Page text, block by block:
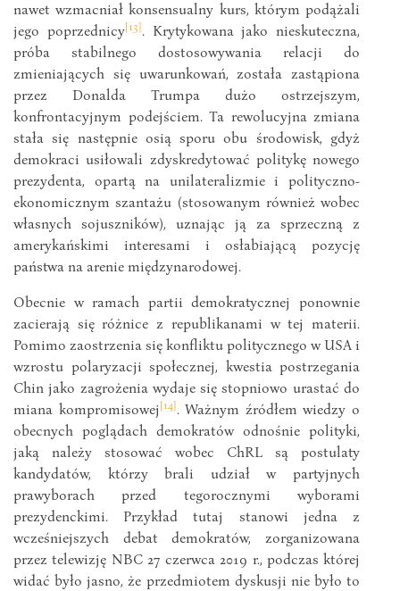
nawet wzmacniał konsensualny kurs, którym podążali
jego poprzednicy[13]. Krytykowana jako nieskuteczna,
próba stabilnego dostosowywania relacji do
zmieniających się uwarunkowań, została zastąpiona
przez Donalda Trumpa dużo ostrzejszym,
konfrontacyjnym podejściem. Ta rewolucyjna zmiana
stała się następnie osią sporu obu środowisk, gdyż
demokraci usiłowali zdyskredytować politykę nowego
prezydenta, opartą na unilateralizmie i polityczno-
ekonomicznym szantażu (stosowanym również wobec
własnych sojuszników), uznając ją za sprzeczną z
amerykańskimi interesami i osłabiającą pozycję
państwa na arenie międzynarodowej.
Obecnie w ramach partii demokratycznej ponownie
zacierają się różnice z republikanami w tej materii.
Pomimo zaostrzenia się konfliktu politycznego w USA i
wzrostu polaryzacji społecznej, kwestia postrzegania
Chin jako zagrożenia wydaje się stopniowo urastać do
miana kompromisowej [14]. Ważnym źródłem wiedzy o
obecnych poglądach demokratów odnośnie polityki,
jaką należy stosować wobec ChRL są postulaty
kandydatów, którzy brali udział w partyjnych
prawyborach przed tegorocznymi wyborami
prezydenckimi. Przykład tutaj stanowi jedna z
wcześniejszych debat demokratów, zorganizowana
przez telewizję NBC 27 czerwca 2019 r., podczas której
widać było jasno, że przedmiotem dyskusji nie było to